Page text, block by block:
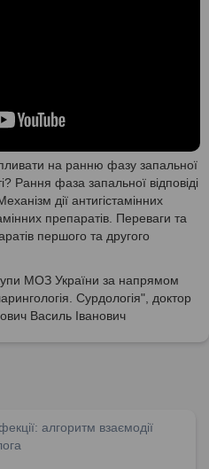
на ранню фазу запальної
Рання фаза запальної відповіді
дії антигістамінних
препаратів. Переваги та
першого та другого
МОЗ України за напрямом
Сурдологія", доктор
Василь Іванович
алгоритм взаємодії